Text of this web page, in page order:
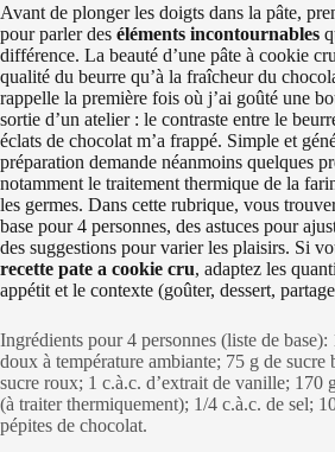
Avant de plonger les doigts dans la pâte,
pour parler des éléments incontournables
différence. La beauté d’une pâte à cookie
qualité du beurre qu’à la fraîcheur du
rappelle la première fois où j’ai goûté une
sortie d’un atelier : le contraste entre le
éclats de chocolat m’a frappé. Simple et
préparation demande néanmoins quelques
notamment le traitement thermique de la
les germes. Dans cette rubrique, vous
base pour 4 personnes, des astuces pour
des suggestions pour varier les plaisirs. Si
recette pate a cookie cru, adaptez les
appétit et le contexte (goûter, dessert,
Ingrédients pour 4 personnes (liste de base):
doux à température ambiante; 75 g de sucre
sucre roux; 1 c.à.c. d’extrait de vanille; 170
(à traiter thermiquement); 1/4 c.à.c. de sel;
pépites de chocolat.